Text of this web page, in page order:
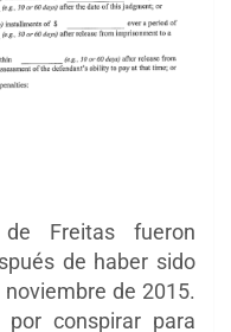
Freitas fueron
de haber sido
de 2015.
por conspirar para